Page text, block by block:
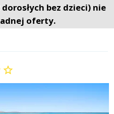
Menu Menu
bez dzieci) nie
oferty.
• BP Sun&Fun